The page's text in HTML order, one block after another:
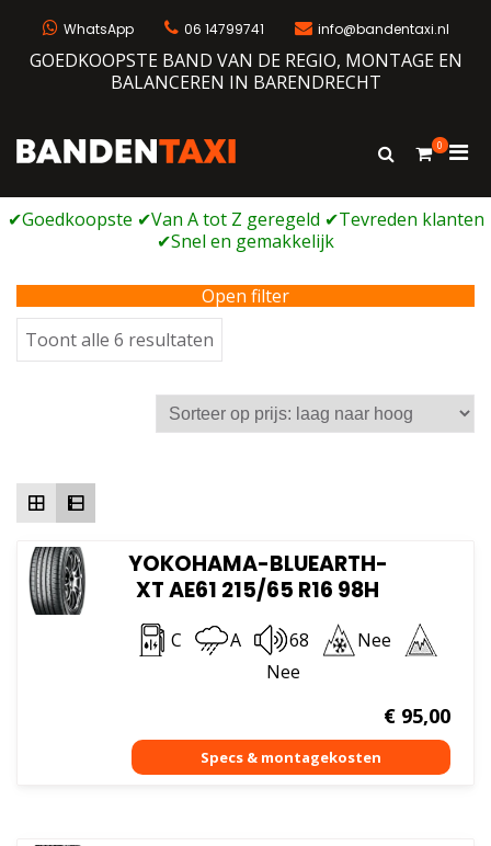
WhatsApp 06 14799741 info@bandentaxi.nl
GOEDKOOPSTE BAND VAN DE REGIO, MONTAGE EN
BALANCEREN IN BARENDRECHT
Bandengarage met eigen webshop
Toon
0
voor
Open filter
Toont alle 6 resultaten
op
prijs:
laag
YOKOHAMA-BLUEARTH-
XT AE61 215/65 R16 98H
C A 68
Nee
Nee
€95,00